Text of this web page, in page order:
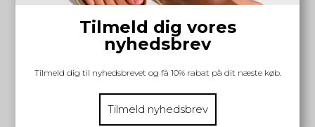
Tilmeld dig vores
nyhedsbrev
Tilmeld dig til nyhedsbrevet og få 10% rabat på dit næste køb.
Tilmeld nyhedsbrev